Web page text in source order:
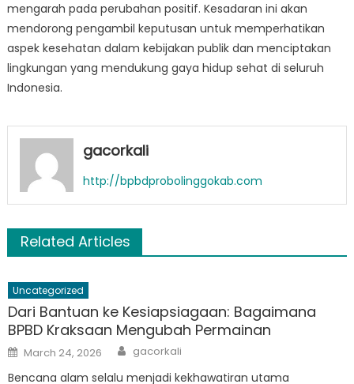
mengarah pada perubahan positif. Kesadaran ini akan
mendorong pengambil keputusan untuk memperhatikan
aspek kesehatan dalam kebijakan publik dan menciptakan
lingkungan yang mendukung gaya hidup sehat di seluruh
Indonesia.
gacorkali
http://bpbdprobolinggokab.com
Related Articles
Uncategorized
Dari Bantuan ke Kesiapsiagaan: Bagaimana
BPBD Kraksaan Mengubah Permainan
Posted
on
March 24, 2026 Author
gacorkali
Bencana alam selalu menjadi kekhawatiran utama